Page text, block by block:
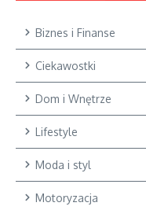
Biznes i Finanse
Ciekawostki
Dom i Wnętrze
Lifestyle
Moda i styl
Motoryzacja